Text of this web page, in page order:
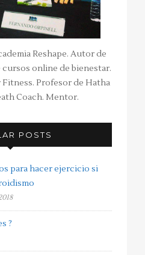
Reshape. Autor de
online de bienestar.
Profesor de Hatha
Coach. Mentor.
POSTS
para hacer ejercicio si
?